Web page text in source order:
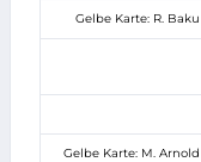
Gelbe Karte: R. Baku
Gelbe Karte: M. Arnold